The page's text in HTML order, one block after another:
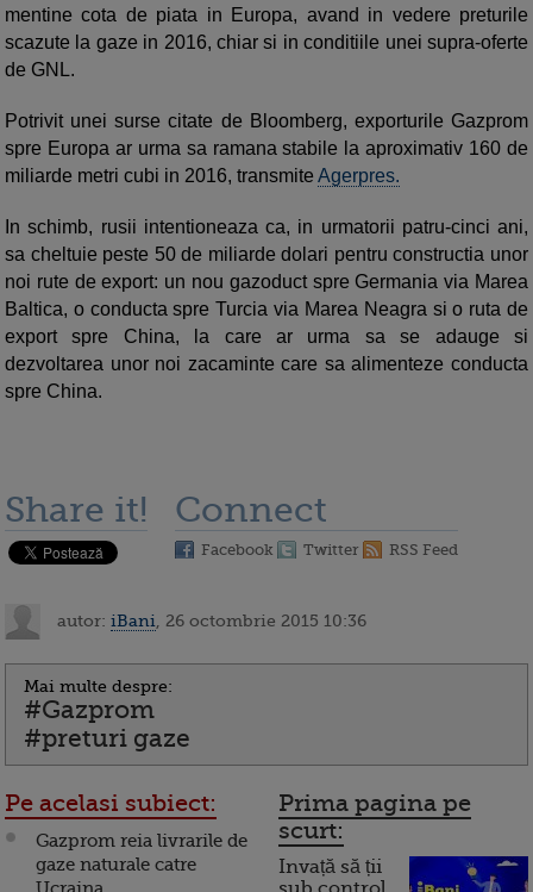
mentine cota de piata in Europa, avand in vedere preturile
scazute la gaze in 2016, chiar si in conditiile unei supra-oferte
de GNL.
Potrivit unei surse citate de Bloomberg, exporturile Gazprom
spre Europa ar urma sa ramana stabile la aproximativ 160 de
miliarde metri cubi in 2016, transmite Agerpres.
In schimb, rusii intentioneaza ca, in urmatorii patru-cinci ani,
sa cheltuie peste 50 de miliarde dolari pentru constructia unor
noi rute de export: un nou gazoduct spre Germania via Marea
Baltica, o conducta spre Turcia via Marea Neagra si o ruta de
export spre China, la care ar urma sa se adauge si
dezvoltarea unor noi zacaminte care sa alimenteze conducta
spre China.
Share it! Connect
Facebook Twitter RSS Feed
autor: iBani , 26 octombrie 2015 10:36
Mai multe despre:
#Gazprom
#preturi gaze
Pe acelasi subiect:
Gazprom reia livrarile de
gaze naturale catre
Prima pagina pe
scurt:
Invață să ții